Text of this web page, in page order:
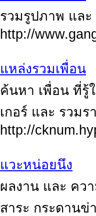
รวมรูปภาพ แล
http://
แหล่งรวมเพื่อน
ค้นหา เพื่อน ที่รู้
เกอร์ และ รวมร
http://
แวะหน่อยนึง
ผลงาน และ คว
สาระ กระดานข่